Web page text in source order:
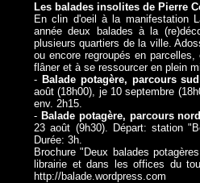
Les balades insolites de Pierre
En clin d'oeil à la manifestation
année deux balades à la
plusieurs quartiers de la ville.
ou encore regroupés en
flâner et à se ressourcer en plein
- Balade potagère, parcours sud
août (18h00), je 10 septembre
env. 2h15.
- Balade potagère, parcours
23 août (9h30). Départ: station
Durée: 3h.
Brochure "Deux balades
librairie et dans les offices du
http://balade.wordpress.com